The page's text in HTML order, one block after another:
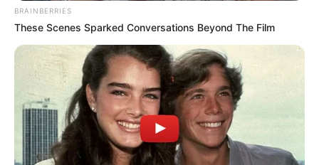
BRAINBERRIES
These Scenes Sparked Conversations Beyond The Film